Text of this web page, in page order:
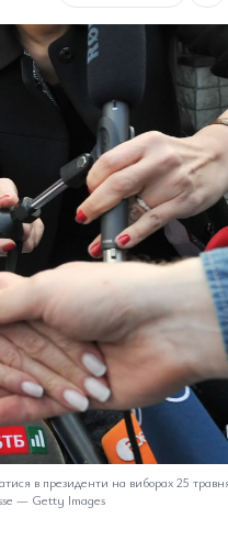
в президенти на виборах 25
— Getty Images